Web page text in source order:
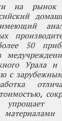
на рынок
50
Урала и
с
материалами